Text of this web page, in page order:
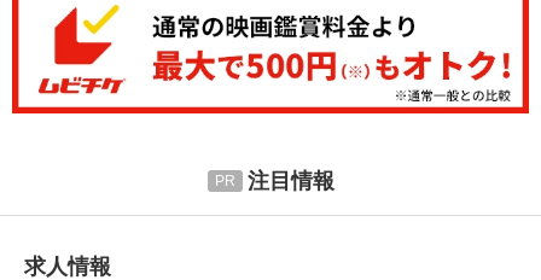
注目情報
求人情報